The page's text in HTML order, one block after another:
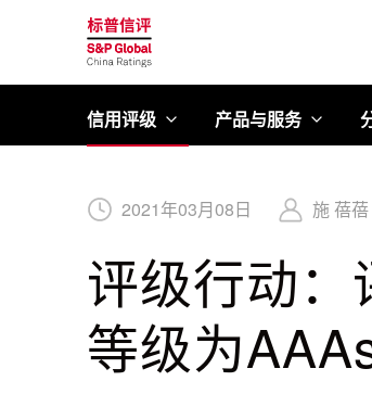
标普信评
信用评级 产品与服务
2021年03月08日 施 蓓蓓
评级行动：
等级为